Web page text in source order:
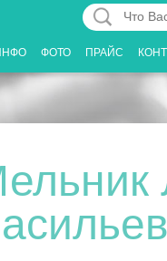
ФОТО ПРАЙС
Что
Вас
интересует?